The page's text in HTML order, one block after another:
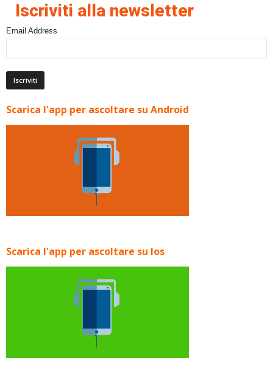
Iscriviti alla newsletter
Email Address
Scarica l'app per ascoltare su Android
Scarica l'app per ascoltare su Ios